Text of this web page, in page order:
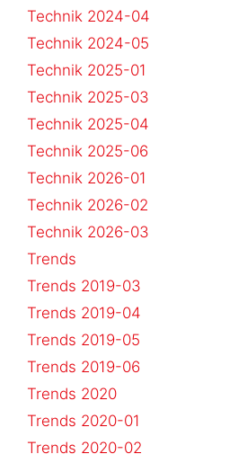
Technik 2024-04
Technik 2024-05
Technik 2025-01
Technik 2025-03
Technik 2025-04
Technik 2025-06
Technik 2026-01
Technik 2026-02
Technik 2026-03
Trends
Trends 2019-03
Trends 2019-04
Trends 2019-05
Trends 2019-06
Trends 2020
Trends 2020-01
Trends 2020-02